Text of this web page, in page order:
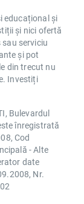
educațional și
și nici ofertă
serviciu
și pot
din trecut nu
Investiți
Bulevardul
înregistrată
Cod
- Alte
date
Nr.